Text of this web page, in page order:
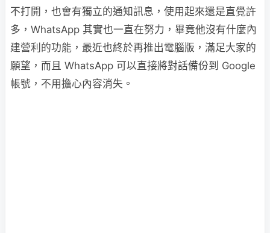
不打開，也會有獨立的通知訊息，使用起來還是直覺許
多，WhatsApp 其實也一直在努力，畢竟他沒有什麼內
建營利的功能，最近也終於再推出電腦版，滿足大家的
願望，而且 WhatsApp 可以直接將對話備份到 Google
帳號，不用擔心內容消失。